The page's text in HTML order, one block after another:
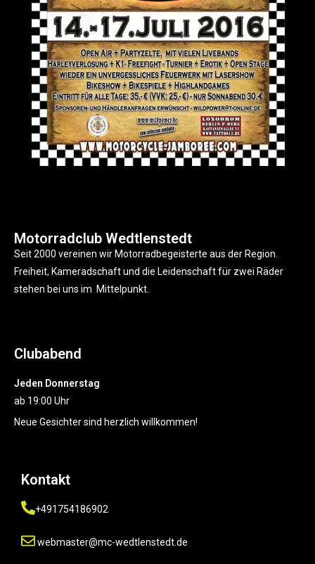
Motorradclub Wedtlenstedt
Seit 2000 vereinen wir Motorradbegeisterte aus der Region.
Freiheit, Kameradschaft und die Leidenschaft für zwei Räder
stehen bei uns im Mittelpunkt.
Clubabend
Jeden Donnerstag
ab 19:00 Uhr
Neue Gesichter sind herzlich willkommen!
Kontakt
+491754186902
webmaster@mc-wedtlenstedt.de